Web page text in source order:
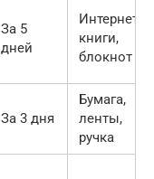
За 5
дней
Интернет,
книги,
блокнот
За 3 дня
Бумага,
ленты,
ручка